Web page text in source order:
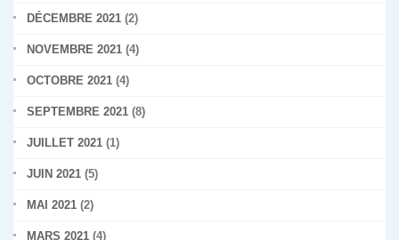
DÉCEMBRE 2021 (2)
NOVEMBRE 2021 (4)
OCTOBRE 2021 (4)
SEPTEMBRE 2021 (8)
JUILLET 2021 (1)
JUIN 2021 (5)
MAI 2021 (2)
MARS 2021 (4)